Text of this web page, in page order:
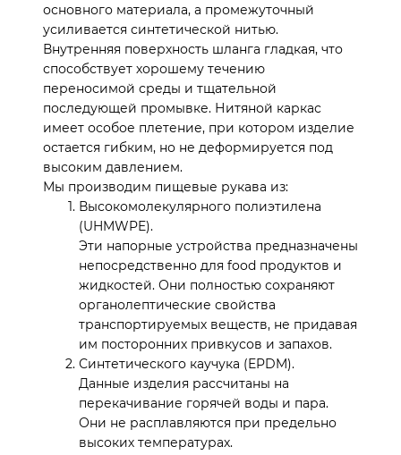
основного материала, а промежуточный
усиливается синтетической нитью.
Внутренняя поверхность шланга гладкая, что
способствует хорошему течению
переносимой среды и тщательной
последующей промывке. Нитяной каркас
имеет особое плетение, при котором изделие
остается гибким, но не деформируется под
высоким давлением.
Мы производим пищевые рукава из:
Высокомолекулярного полиэтилена
(UHMWPE).
Эти напорные устройства предназначены
непосредственно для food продуктов и
жидкостей. Они полностью сохраняют
органолептические свойства
транспортируемых веществ, не придавая
им посторонних привкусов и запахов.
Синтетического каучука (EPDM).
Данные изделия рассчитаны на
перекачивание горячей воды и пара.
Они не расплавляются при предельно
высоких температурах.